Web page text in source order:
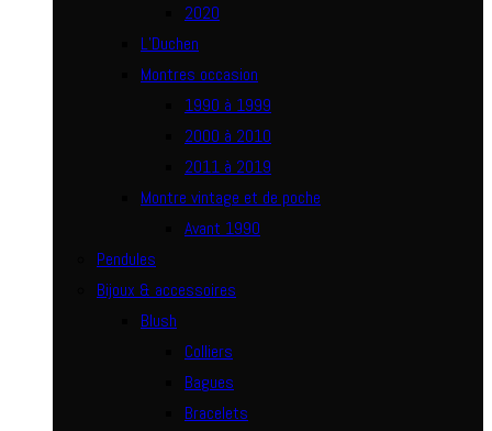
2020
L’Duchen
Montres occasion
1990 à 1999
2000 à 2010
2011 à 2019
Montre vintage et de poche
Avant 1990
Pendules
Bijoux & accessoires
Blush
Colliers
Bagues
Bracelets